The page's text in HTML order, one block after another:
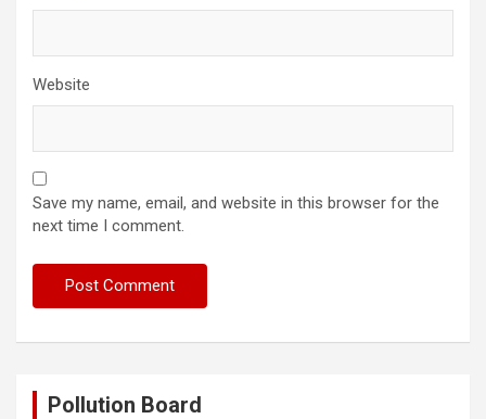
Website
Save my name, email, and website in this browser for the
next time I comment.
Pollution Board